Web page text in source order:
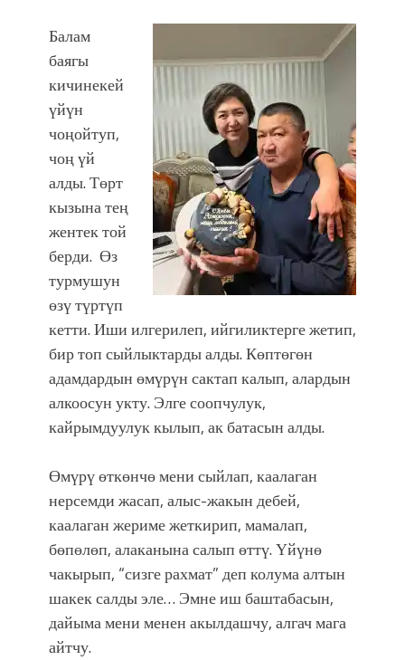
Балам
баягы
кичинекей
үйүн
чоңойтуп,
чоң үй
алды. Төрт
кызына тең
жентек той
берди. Өз
турмушун
өзү түртүп
кетти. Иши илгерилеп, ийгиликтерге жетип,
бир топ сыйлыктарды алды. Көптөгөн
адамдардын өмүрүн сактап калып, алардын
алкоосун укту. Элге соопчулук,
кайрымдуулук кылып, ак батасын алды.
Өмүрү өткөнчө мени сыйлап, каалаган
нерсемди жасап, алыс-жакын дебей,
каалаган жериме жеткирип, мамалап,
бөпөлөп, алаканына салып өттү. Үйүнө
чакырып, “сизге рахмат” деп колума алтын
шакек салды эле… Эмне иш баштабасын,
дайыма мени менен акылдашчу, алгач мага
айтчу.